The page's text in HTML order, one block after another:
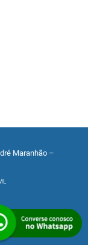
Maranhão –